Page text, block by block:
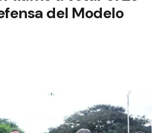
del Modelo